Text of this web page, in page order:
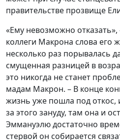
правительстве прозвище
«Ему невозможно
коллеги Макрона слова его
несколько раз порывалась
смущенная разницей в
это никогда не станет
мадам Макрон. – В конце
жизнь уже пошла под откос,
за этого зануду, там она и
Эммануэлю достаточно
стервой он собирается